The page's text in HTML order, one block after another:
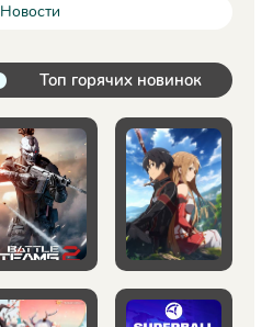
Новости
Топ горячих новинок